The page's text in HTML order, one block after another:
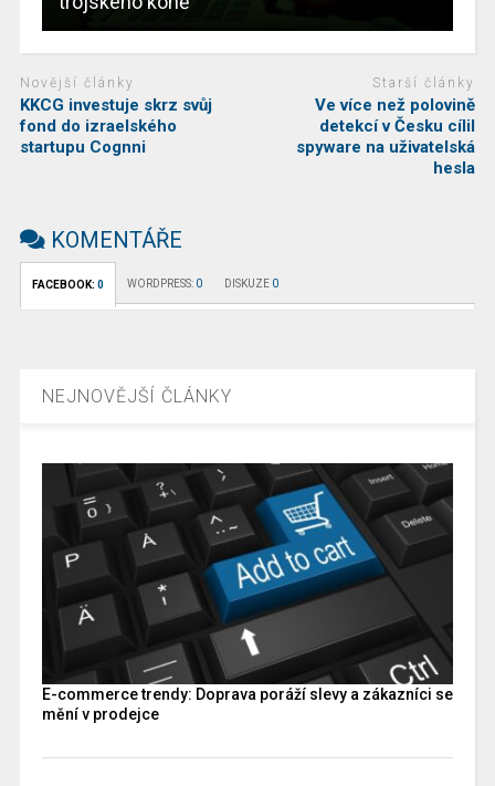
Novější články
KKCG investuje skrz svůj
fond do izraelského
startupu Cognni
Starší články
Ve více než polovině
detekcí v Česku cílil
spyware na uživatelská
hesla
KOMENTÁŘE
FACEBOOK: 0 WORDPRESS: 0 DISKUZE 0
NEJNOVĚJŠÍ ČLÁNKY
E-commerce trendy: Doprava poráží slevy a zákazníci se
mění v prodejce